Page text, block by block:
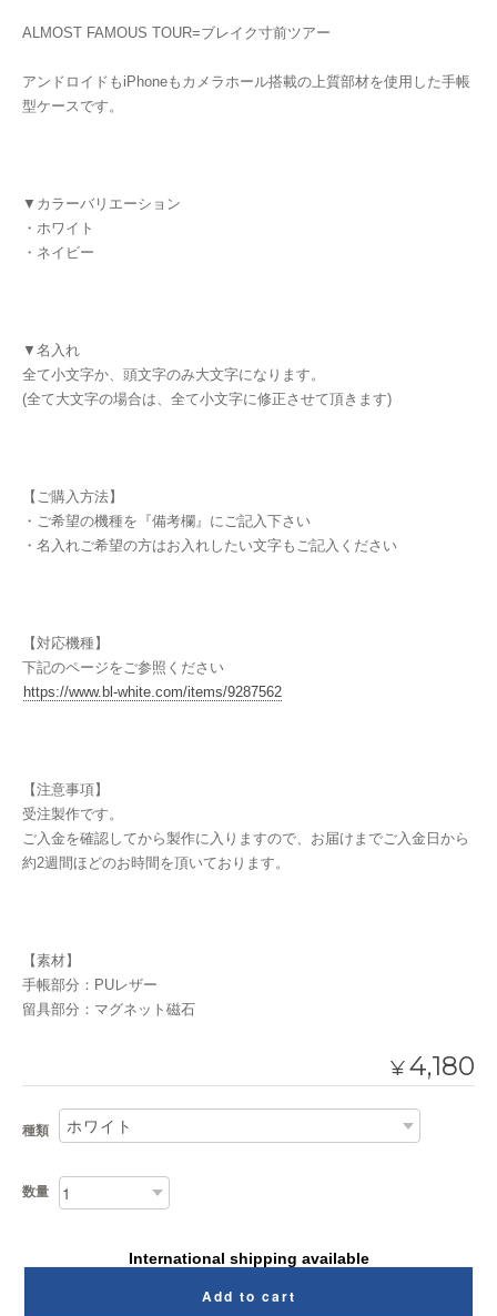
ALMOST FAMOUS TOUR=ブレイク寸前ツアー
アンドロイドもiPhoneもカメラホール搭載の上質部材を使用した手帳
型ケースです。
▼カラーバリエーション
・ホワイト
・ネイビー
▼名入れ
全て小文字か、頭文字のみ大文字になります。
(全て大文字の場合は、全て小文字に修正させて頂きます)
【ご購入方法】
・ご希望の機種を『備考欄』にご記入下さい
・名入れご希望の方はお入れしたい文字もご記入ください
【対応機種】
下記のページをご参照ください
https://www.bl-white.com/items/9287562
【注意事項】
受注製作です。
ご入金を確認してから製作に入りますので、お届けまでご入金日から
約2週間ほどのお時間を頂いております。
【素材】
手帳部分：PUレザー
留具部分：マグネット磁石
¥4,180
種類
数量
International shipping available
Add to cart